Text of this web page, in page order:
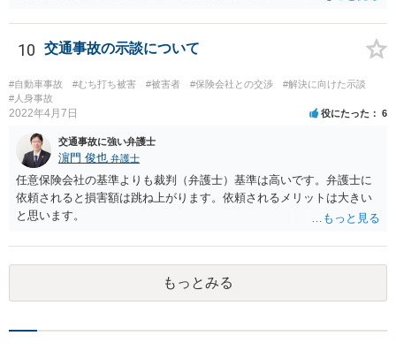
する方が適切だと思います。人身事故にしたからといって、相手方の
罪責等がそれだけで重くなるわけではありません。
10 交通事故の示談について
#自動車事故 #むち打ち被害 #被害者 #保険会社との交渉
#解決に向けた示談
#人身事故
2022年4月7日 役にたった 6
交通事故に強い弁護士
濵門 俊也 弁護士
任意保険会社の基準よりも裁判（弁護士）基準は高いです。弁護士に
依頼されると損害額は跳ね上がります。依頼されるメリットは大きい
と思います。
もっとみる